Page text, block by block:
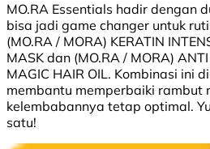
MO.RA Essentials hadir dengan
bisa jadi game changer untuk
(MO.RA / MORA) KERATIN
MASK dan (MO.RA / MORA)
MAGIC HAIR OIL. Kombinasi ini
membantu memperbaiki rambut
kelembabannya tetap optimal.
satu!